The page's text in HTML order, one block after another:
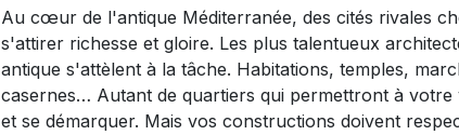
Au cœur de l'antique Méditerranée, des cités rivales
s'attirer richesse et gloire. Les plus talentueux
antique s'attèlent à la tâche. Habitations, temples,
casernes… Autant de quartiers qui permettront à votre
et se démarquer. Mais vos constructions doivent